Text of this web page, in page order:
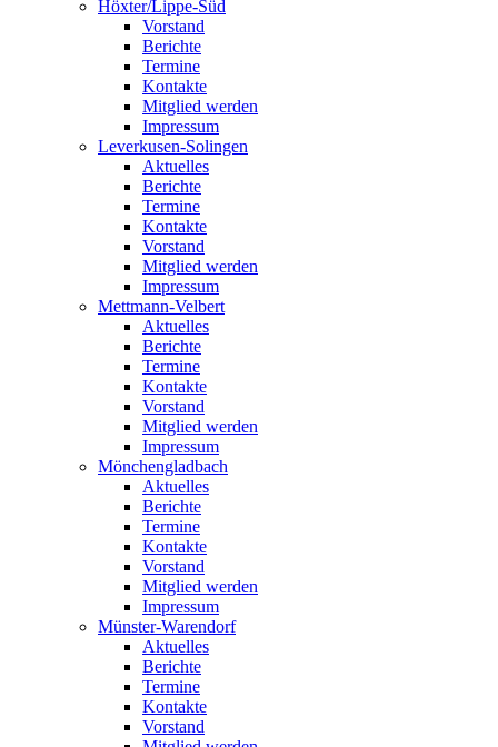
Höxter/Lippe-Süd
Vorstand
Berichte
Termine
Kontakte
Mitglied werden
Impressum
Leverkusen-Solingen
Aktuelles
Berichte
Termine
Kontakte
Vorstand
Mitglied werden
Impressum
Mettmann-Velbert
Aktuelles
Berichte
Termine
Kontakte
Vorstand
Mitglied werden
Impressum
Mönchengladbach
Aktuelles
Berichte
Termine
Kontakte
Vorstand
Mitglied werden
Impressum
Münster-Warendorf
Aktuelles
Berichte
Termine
Kontakte
Vorstand